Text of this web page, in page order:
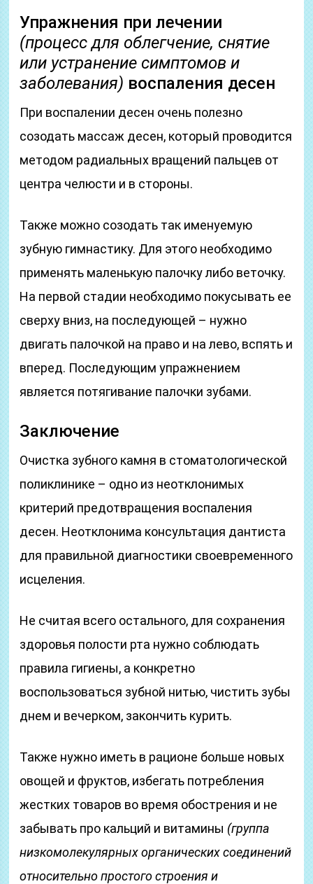
Упражнения при лечении
(процесс для облегчение, снятие
или устранение симптомов и
заболевания) воспаления десен
При воспалении десен очень полезно
созодать массаж десен, который проводится
методом радиальных вращений пальцев от
центра челюсти и в стороны.
Также можно созодать так именуемую
зубную гимнастику. Для этого необходимо
применять маленькую палочку либо веточку.
На первой стадии необходимо покусывать ее
сверху вниз, на последующей – нужно
двигать палочкой на право и на лево, вспять и
вперед. Последующим упражнением
является потягивание палочки зубами.
Заключение
Очистка зубного камня в стоматологической
поликлинике – одно из неотклонимых
критерий предотвращения воспаления
десен. Неотклонима консультация дантиста
для правильной диагностики своевременного
исцеления.
Не считая всего остального, для сохранения
здоровья полости рта нужно соблюдать
правила гигиены, а конкретно
воспользоваться зубной нитью, чистить зубы
днем и вечерком, закончить курить.
Также нужно иметь в рационе больше новых
овощей и фруктов, избегать потребления
жестких товаров во время обострения и не
забывать про кальций и витамины (группа
низкомолекулярных органических соединений
относительно простого строения и